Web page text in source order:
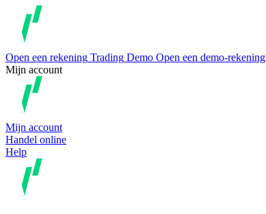
Open een rekening Trading Demo Open een demo-rekening
Mijn account
Mijn account
Handel online
Help